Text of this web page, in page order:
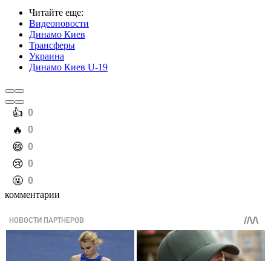
Читайте еще:
Видеоновости
Динамо Киев
Трансферы
Украина
Динамо Киев U-19
️👍 0
️🔥 0
️😄 0
️😢 0
️🤬 0
комментарии